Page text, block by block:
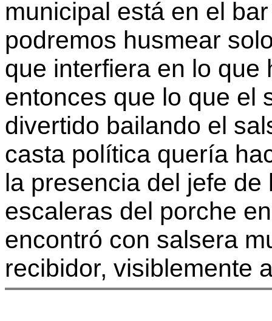
municipal está en el
podremos husmear
que interfiera en lo que
entonces que lo que el
divertido bailando el
casta política quería
la presencia del jefe
escaleras del porche
encontró con salsera
recibidor, visiblemente